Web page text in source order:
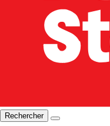
Rechercher